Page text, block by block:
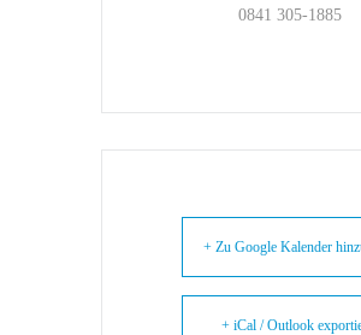
0841 305-1885
+ Zu Google Kalender
+ iCal / Outlook